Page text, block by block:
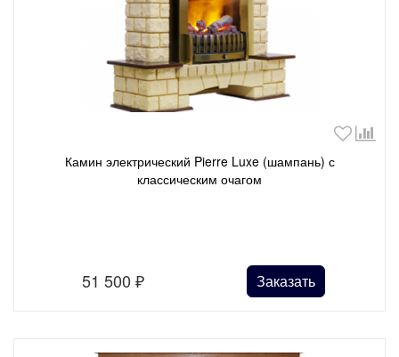
Камин электрический Pierre Luxe (шампань) с
классическим очагом
51 500₽ Заказать